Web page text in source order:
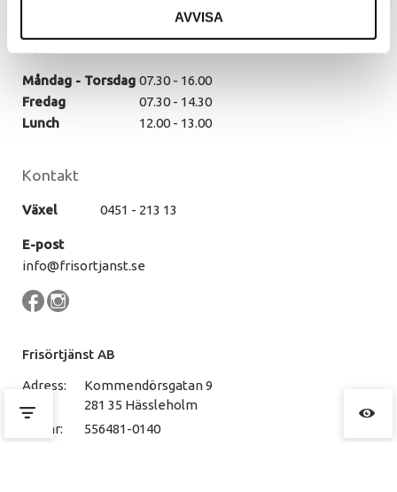
AVVISA
Öppettider
Måndag - Torsdag 07.30 - 16.00
Fredag
07.30 - 14.30
Lunch
12.00 - 13.00
Kontakt
Växel 0451 - 213 13
E-post
info@frisortjanst.se
Frisörtjänst AB
Adress:
Kommendörsgatan 9
281 35 Hässleholm
Org.nr:
556481-0140